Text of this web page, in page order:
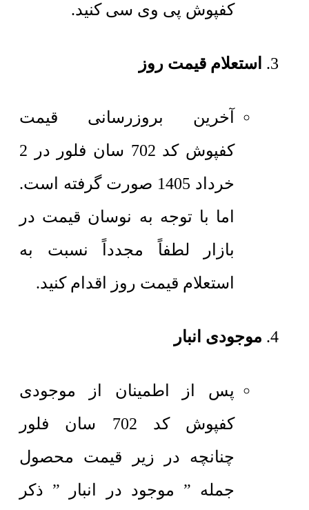
کفپوش پی وی سی کنید.
استعلام قیمت روز
آخرین بروزرسانی قیمت
کفپوش کد 702 سان فلور در 2
خرداد 1405 صورت گرفته است.
اما با توجه به نوسان قیمت در
بازار لطفاً مجدداً نسبت به
استعلام قیمت روز اقدام کنید.
موجودی انبار
پس از اطمینان از موجودی
کفپوش کد 702 سان فلور
چنانچه در زیر قیمت محصول
جمله ” موجود در انبار ” ذکر